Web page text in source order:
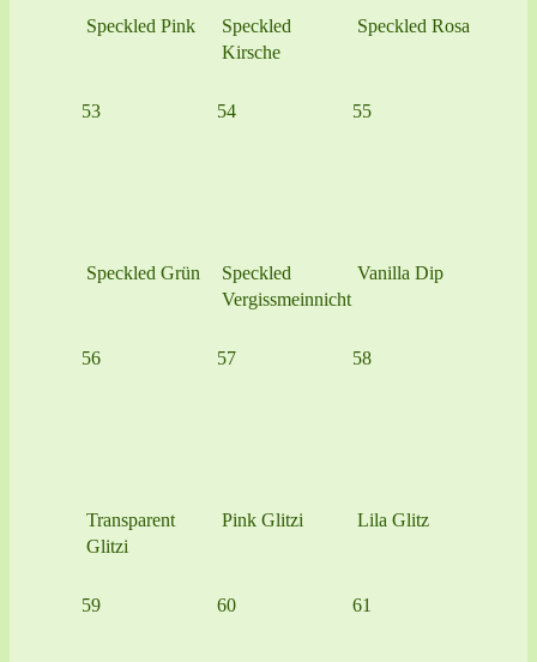
Speckled Pink
Speckled
Kirsche
Speckled Rosa
53
Speckled Grün
54
Speckled
Vergissmeinnicht
55
Vanilla Dip
56
Transparent
Glitzi
57
Pink Glitzi
58
Lila Glitz
59 60 61